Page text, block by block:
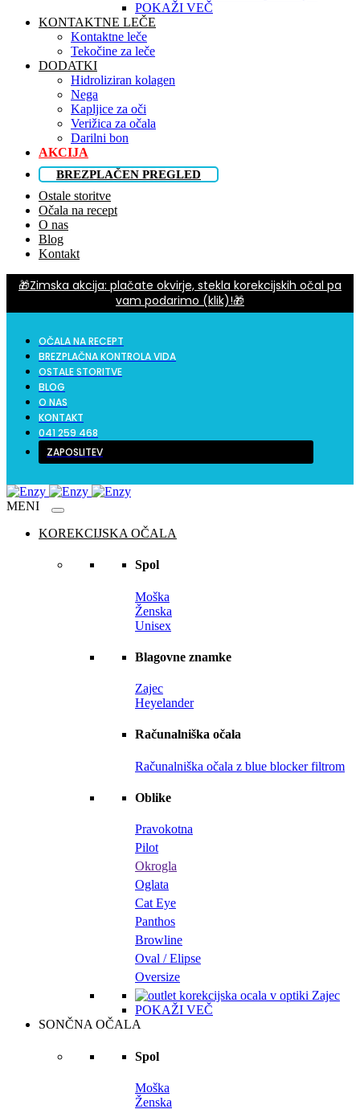
POKAŽI VEČ
KONTAKTNE LEČE
Kontaktne leče
Tekočine za leče
DODATKI
Hidroliziran kolagen
Nega
Kapljice za oči
Verižica za očala
Darilni bon
AKCIJA
BREZPLAČEN PREGLED
Ostale storitve
Očala na recept
O nas
Blog
Kontakt
🎁Zimska akcija: plačate okvirje, stekla korekcijskih očal pa
vam podarimo (klik)!🎁
OČALA NA RECEPT
BREZPLAČNA KONTROLA VIDA
OSTALE STORITVE
BLOG
O NAS
KONTAKT
041 259 468
ZAPOSLITEV
KOREKCIJSKA OČALA
Spol
Moška
Ženska
Unisex
Blagovne znamke
Zajec
Heyelander
Računalniška očala
Računalniška očala z blue blocker filtrom
Oblike
Pravokotna
Pilot
Okrogla
Oglata
Cat Eye
Panthos
Browline
Oval / Elipse
Oversize
POKAŽI VEČ
SONČNA OČALA
Spol
Moška
Ženska